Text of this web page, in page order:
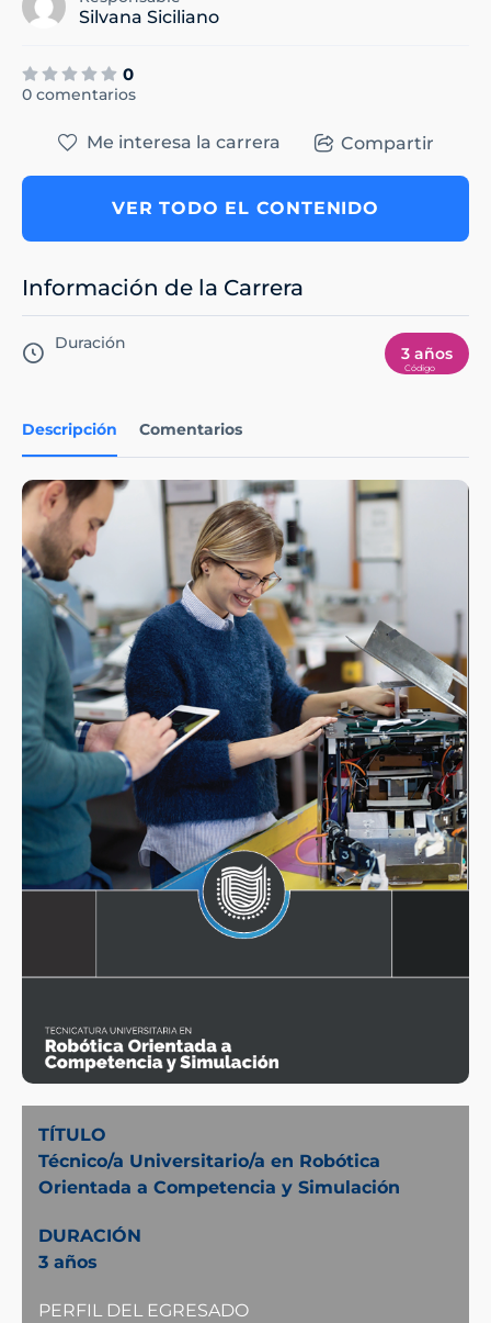
Silvana Siciliano
0
0 comentarios
Descripción Comentarios
TÍTULO
Técnico/a Universitario/a en Robótica
Orientada a Competencia y Simulación
DURACIÓN
3 años
PERFIL DEL EGRESADO
Me interesa la carrera Compartir
VER TODO EL CONTENIDO
Información de la Carrera
Duración
3 años